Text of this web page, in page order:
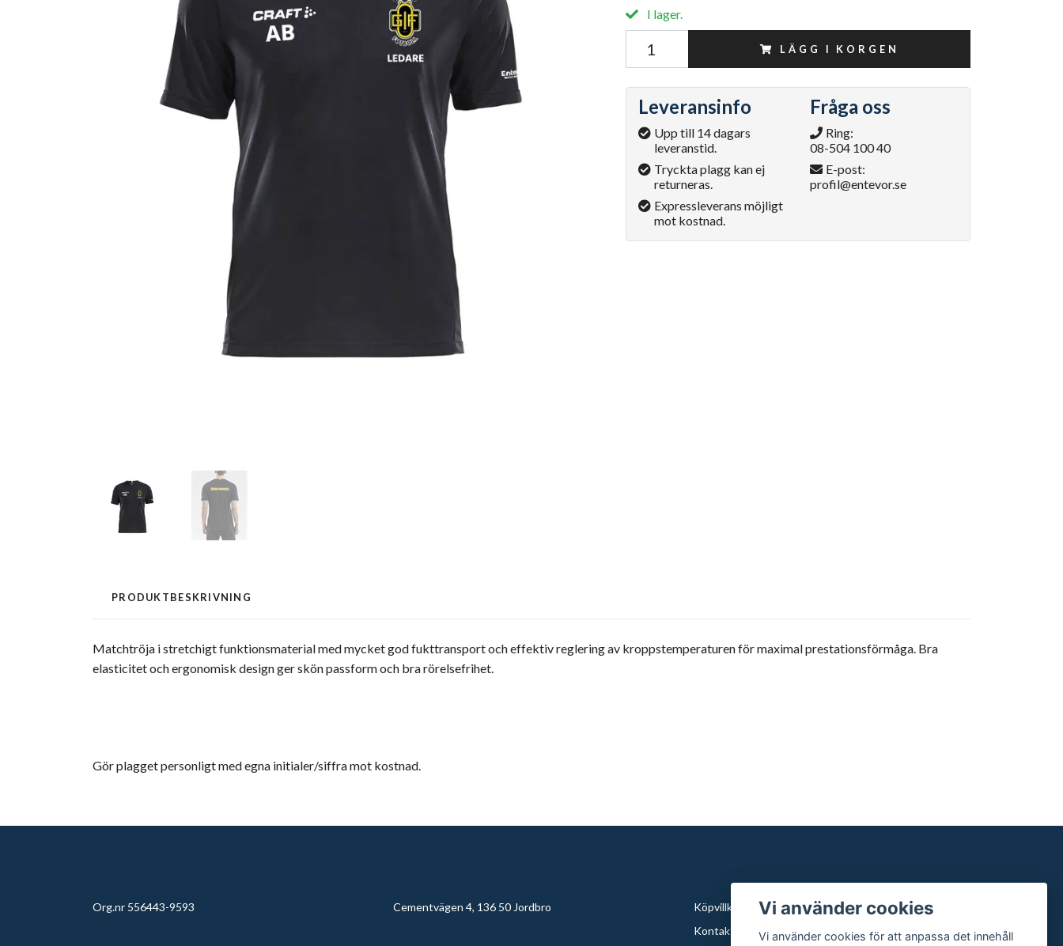
I lager.
LÄGG I KORGEN
Leveransinfo
Upp till 14 dagars
leveranstid.
Tryckta plagg kan ej
returneras.
Expressleverans möjligt
mot kostnad.
Fråga oss
Ring:
08-504 100 40
E-post:
profil@entevor.se
PRODUKTBESKRIVNING
Matchtröja i stretchigt funktionsmaterial med mycket god fukttransport och effektiv reglering av kroppstemperaturen för maximal prestationsförmåga. Bra
elasticitet och ergonomisk design ger skön passform och bra rörelsefrihet.
Gör plagget personligt med egna initialer/siffra mot kostnad.
Org.nr 556443-9593 Cementvägen 4, 136 50 Jordbro
Köpvillkor
Kontakt
Vi använder cookies
Vi använder cookies för att anpassa det innehåll